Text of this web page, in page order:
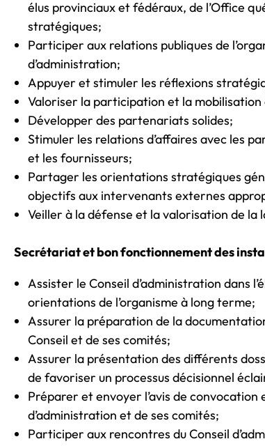
élus provinciaux et fédéraux, de l’Office
stratégiques;
Participer aux relations publiques de
d’administration;
Appuyer et stimuler les réflexions
Valoriser la participation et la
Développer des partenariats solides;
Stimuler les relations d’affaires avec les
et les fournisseurs;
Partager les orientations stratégiques
objectifs aux intervenants externes
Veiller à la défense et la valorisation de la
Secrétariat et bon fonctionnement des
Assister le Conseil d’administration dans
orientations de l’organisme à long terme;
Assurer la préparation de la
Conseil et de ses comités;
Assurer la présentation des différents
de favoriser un processus décisionnel
Préparer et envoyer l’avis de convocation
d’administration et de ses comités;
Participer aux rencontres du Conseil